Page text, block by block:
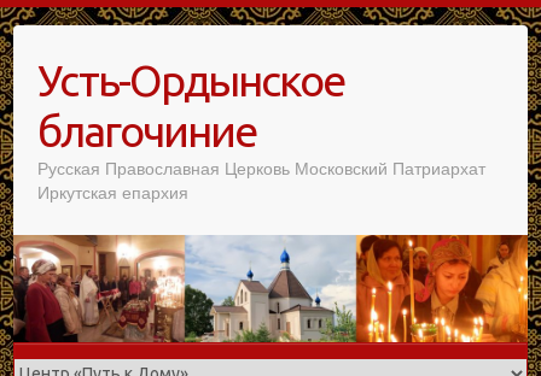
Усть-Ордынское
благочиние
Русская Православная Церковь Московский Патриархат
Иркутская епархия